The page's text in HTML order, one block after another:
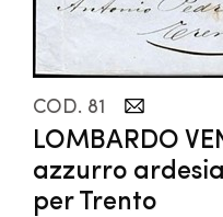
COD. 81
LOMBARDO
azzurro
per Trento